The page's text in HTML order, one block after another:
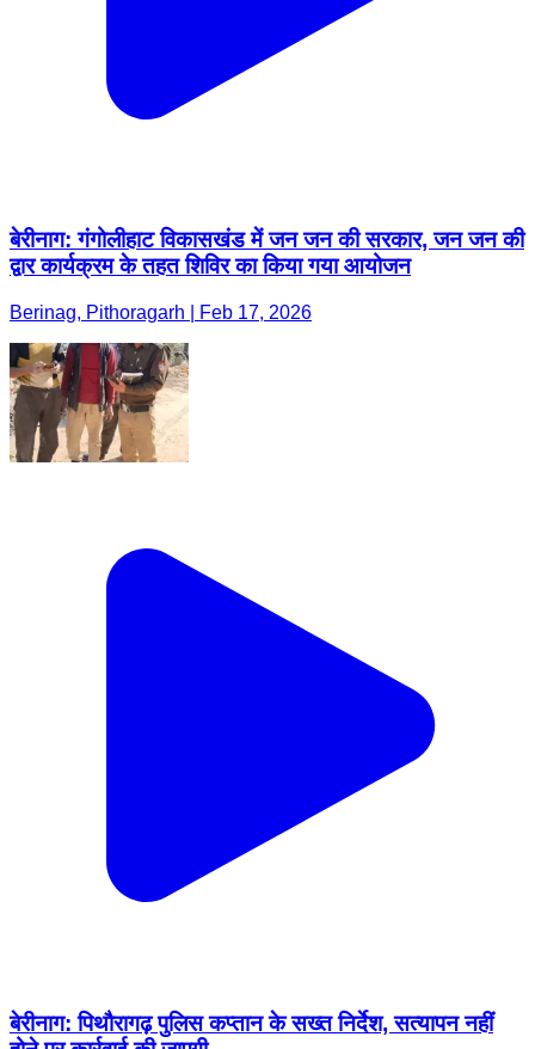
बेरीनाग: गंगोलीहाट विकासखंड में जन जन की सरकार, जन जन की
द्वार कार्यक्रम के तहत शिविर का किया गया आयोजन
Berinag, Pithoragarh | Feb 17, 2026
बेरीनाग: पिथौरागढ़ पुलिस कप्तान के सख्त निर्देश, सत्यापन नहीं